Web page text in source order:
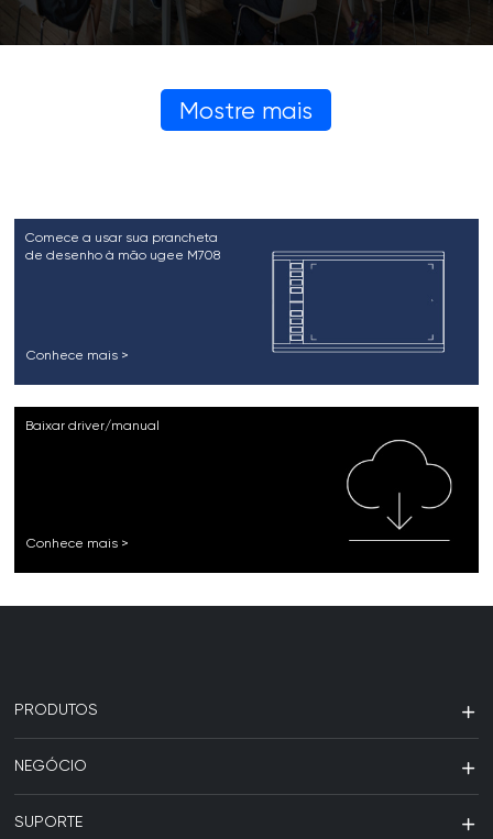
Mostre mais
Comece a usar sua prancheta
de desenho à mão ugee M708
Conhece mais >
Baixar driver/manual
Conhece mais >
PRODUTOS
NEGÓCIO
SUPORTE